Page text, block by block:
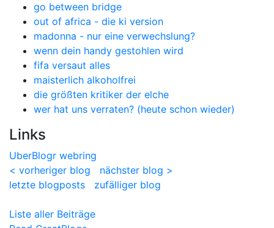
go between bridge
out of africa - die ki version
madonna - nur eine verwechslung?
wenn dein handy gestohlen wird
fifa versaut alles
maisterlich alkoholfrei
die größten kritiker der elche
wer hat uns verraten? (heute schon wieder)
Links
UberBlogr webring
< vorheriger blog
nächster blog >
letzte blogposts
zufälliger blog
Liste aller Beiträge